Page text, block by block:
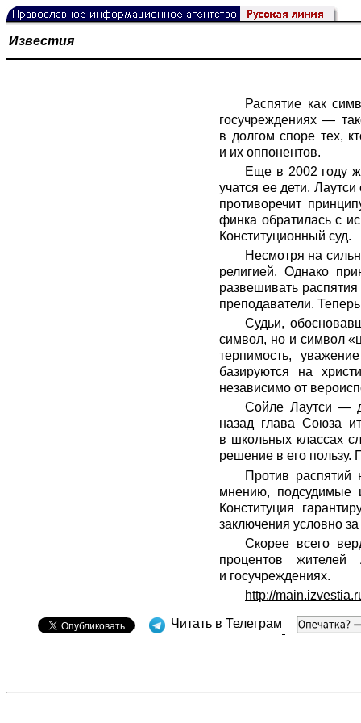
Известия
Распятие как
госучреждениях —
в долгом споре тех,
и их оппонентов.
Еще в 2002 году
учатся ее дети.
противоречит
финка обратилась с
Конституционный суд.
Несмотря на
религией. Однако
развешивать
преподаватели.
Судьи,
символ, но и символ
терпимость,
базируются на
независимо от
Сойле Лаутси —
назад глава Союза
в школьных классах
решение в его пользу.
Против распятий
мнению, подсудимые
Конституция
заключения условно
Скорее всего
процентов жителей
и госучреждениях.
http://
Читать в Телеграм